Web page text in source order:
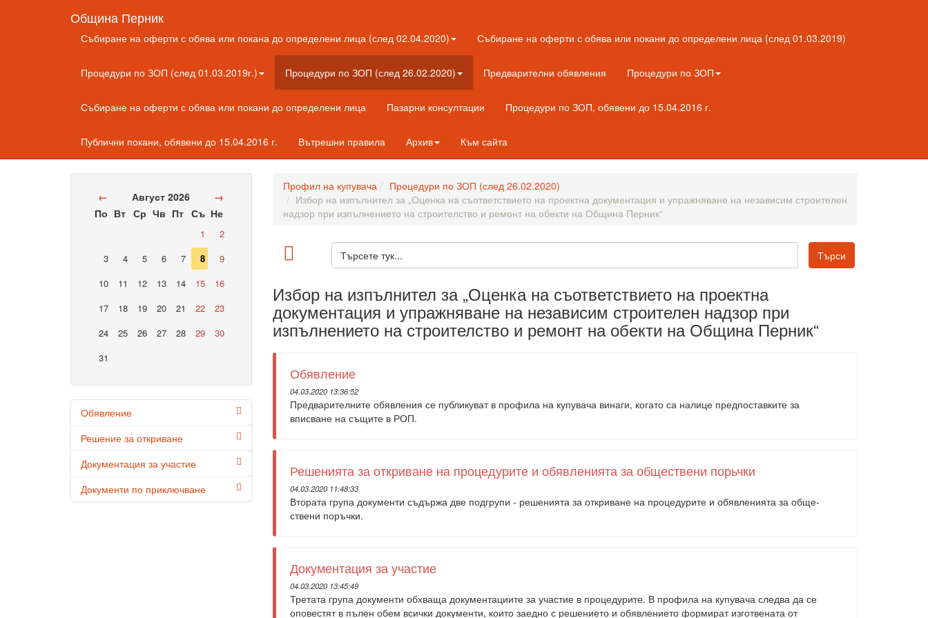
Община Перник
Събиране на оферти с обява или покана до определени лица (след 02.04.2020) Събиране на оферти с обява или покани до определени лица (след 01.03.2019)
Процедури по ЗОП (след 01.03.2019г.) Процедури по ЗОП (след 26.02.2020) Предварителни обявления Процедури по ЗОП
Събиране на оферти с обява или покани до определени лица Пазарни консултации Процедури по ЗОП, обявени до 15.04.2016 г.
Публични покани, обявени до 15.04.2016 г. Вътрешни правила Архив Към сайта
← Август 2026
→
По Вт Ср Чв Пт Съ Не
1
2
3
4 5 6 7 8
9
10
11 12 13 14 15
16
17
18 19 20 21 22
23
24
25 26 27 28 29
30
31
Обявление
Решение за откриване
Документация за участие
Документи по приключване
Профил на купувача
Процедури по ЗОП (след 26.02.2020)
Избор на изпълнител за „Оценка на съответствието на проектна документация и упражняване на независим строителен
надзор при изпълнението на строителство и ремонт на обекти на Община Перник“
Избор на изпълнител за „Оценка на съответствието на проектна
документация и упражняване на независим строителен надзор при
изпълнението на строителство и ремонт на обекти на Община Перник“
Обявление
04.03.2020 13:36:52
Предварителните обявления се публикуват в профила на купувача винаги, когато са налице предпоставките за
вписване на същите в РОП.
Решенията за откриване на процедурите и обявленията за обществени порьчки
04.03.2020 11:48:33
Втората група документи съдържа две подгрупи - реше­нията за откриване на процедурите и обявленията за обще­
ствени поръчки.
Документация за участие
04.03.2020 13:45:49
Третата група документи обхваща документациите за участие в процедурите. В профила на купувача следва да се
оповестят в пълен обем всички документи, които заедно с ре­шението и обявлението формират изготвената от